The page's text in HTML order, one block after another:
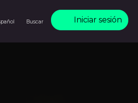
Buscar Iniciar sesión